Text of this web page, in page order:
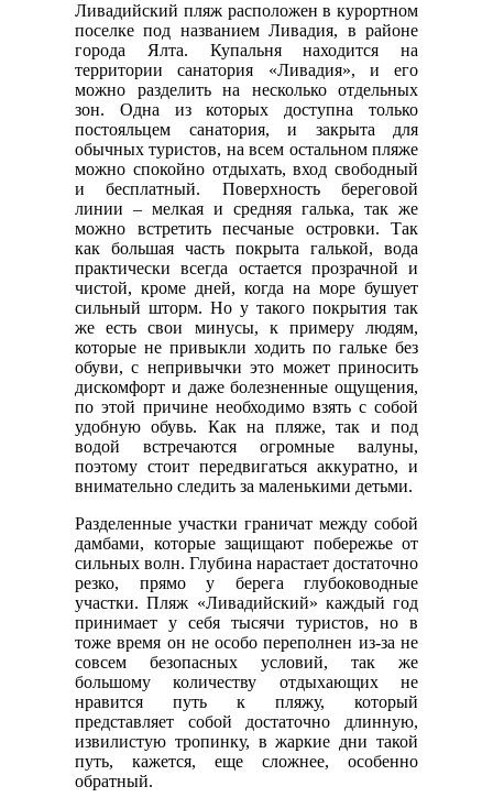
Ливадийский пляж расположен в курортном
поселке под названием Ливадия, в районе
города Ялта. Купальня находится на
территории санатория «Ливадия», и его
можно разделить на несколько отдельных
зон. Одна из которых доступна только
постояльцем санатория, и закрыта для
обычных туристов, на всем остальном пляже
можно спокойно отдыхать, вход свободный
и бесплатный. Поверхность береговой
линии – мелкая и средняя галька, так же
можно встретить песчаные островки. Так
как большая часть покрыта галькой, вода
практически всегда остается прозрачной и
чистой, кроме дней, когда на море бушует
сильный шторм. Но у такого покрытия так
же есть свои минусы, к примеру людям,
которые не привыкли ходить по гальке без
обуви, с непривычки это может приносить
дискомфорт и даже болезненные ощущения,
по этой причине необходимо взять с собой
удобную обувь. Как на пляже, так и под
водой встречаются огромные валуны,
поэтому стоит передвигаться аккуратно, и
внимательно следить за маленькими детьми.
Разделенные участки граничат между собой
дамбами, которые защищают побережье от
сильных волн. Глубина нарастает достаточно
резко, прямо у берега глубоководные
участки. Пляж «Ливадийский» каждый год
принимает у себя тысячи туристов, но в
тоже время он не особо переполнен из-за не
совсем безопасных условий, так же
большому количеству отдыхающих не
нравится путь к пляжу, который
представляет собой достаточно длинную,
извилистую тропинку, в жаркие дни такой
путь, кажется, еще сложнее, особенно
обратный.